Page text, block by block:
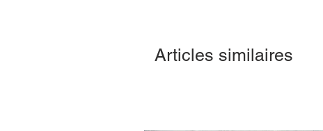
Articles similaires